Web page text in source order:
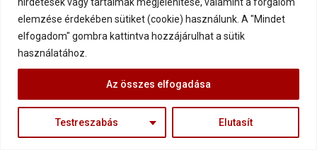
elemzése érdekében sütiket (cookie) használunk. A "Mindet
elfogadom" gombra kattintva hozzájárulhat a sütik
használatához.
Testreszabás Elutasít
Az összes elfogadása